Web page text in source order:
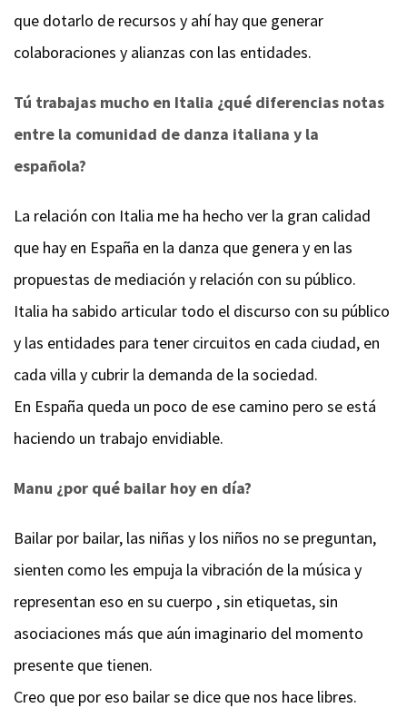
que dotarlo de recursos y ahí hay que generar
colaboraciones y alianzas con las entidades.
Tú trabajas mucho en Italia ¿qué diferencias notas
entre la comunidad de danza italiana y la
española?
La relación con Italia me ha hecho ver la gran calidad
que hay en España en la danza que genera y en las
propuestas de mediación y relación con su público.
Italia ha sabido articular todo el discurso con su público
y las entidades para tener circuitos en cada ciudad, en
cada villa y cubrir la demanda de la sociedad.
En España queda un poco de ese camino pero se está
haciendo un trabajo envidiable.
Manu ¿por qué bailar hoy en día?
Bailar por bailar, las niñas y los niños no se preguntan,
sienten como les empuja la vibración de la música y
representan eso en su cuerpo , sin etiquetas, sin
asociaciones más que aún imaginario del momento
presente que tienen.
Creo que por eso bailar se dice que nos hace libres.